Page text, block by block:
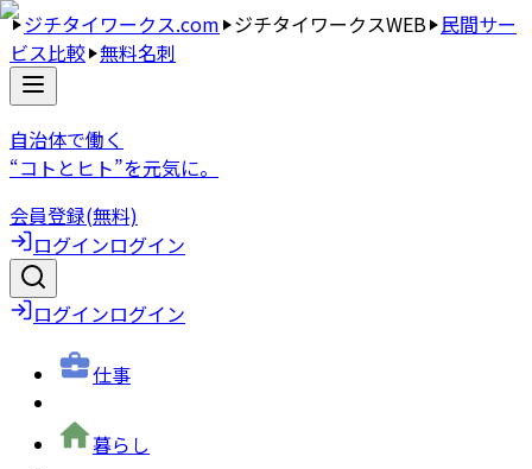
ジチタイワークス.com ジチタイワークスWEB 民間サー
ビス比較 無料名刺
自治体で働く
“コトとヒト”を元気に。
会員登録(無料)
ログインログイン
ログインログイン
仕事
暮らし